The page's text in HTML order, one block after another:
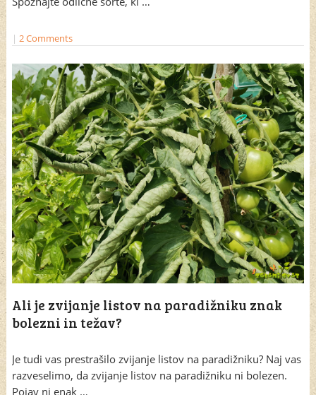
| 2 Comments
Ali je zvijanje listov na paradižniku znak
bolezni in težav?
Je tudi vas prestrašilo zvijanje listov na paradižniku? Naj vas
razveselimo, da zvijanje listov na paradižniku ni bolezen.
Pojav ni enak …